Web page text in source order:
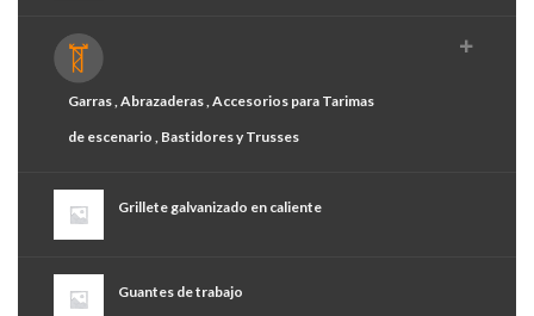
Garras , Abrazaderas , Accesorios para Tarimas
de escenario , Bastidores y Trusses
Grillete galvanizado en caliente
Guantes de trabajo